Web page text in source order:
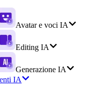
Avatar e voci IA
Editing IA
Generazione IA
IA